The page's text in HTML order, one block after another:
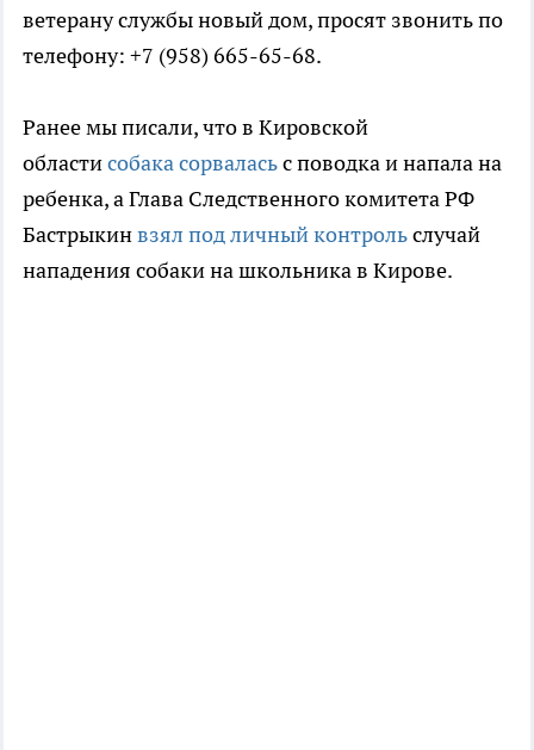
ветерану службы новый дом, просят звонить по
телефону: +7 (958) 665-65-68.
Ранее мы писали, что в Кировской
областисобака сорваласьс поводка и напала на
ребенка, а Глава Следственного комитета РФ
Бастрыкинвзял под личный контрольслучай
нападения собаки на школьника в Кирове.